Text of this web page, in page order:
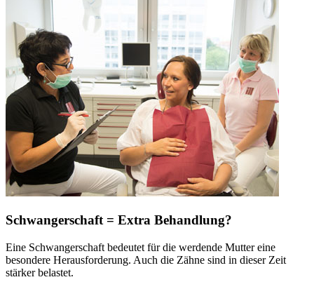
Schwangerschaft = Extra Behandlung?
Eine Schwangerschaft bedeutet für die werdende Mutter eine
besondere Herausforderung. Auch die Zähne sind in dieser Zeit
stärker belastet.